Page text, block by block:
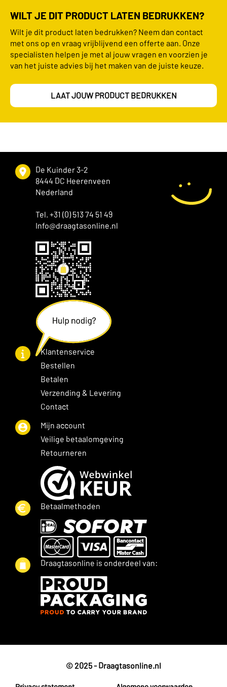
WILT JE DIT PRODUCT LATEN BEDRUKKEN?
Wilt je dit product laten bedrukken? Neem dan contact
met ons op en vraag vrijblijvend een offerte aan. Onze
specialisten helpen je met al jouw vragen en voorzien je
van het juiste advies bij het maken van de juiste keuze.
LAAT JOUW PRODUCT BEDRUKKEN
De Kuinder 3-2
8444 DC Heerenveen
Nederland
Tel. +31 (0) 513 74 51 49
Info@draagtasonline.nl
Klantenservice
Bestellen
Betalen
Verzending & Levering
Contact
Mijn account
Veilige betaalomgeving
Retourneren
Betaalmethoden
Draagtasonline is onderdeel van:
© 2025 - Draagtasonline.nl